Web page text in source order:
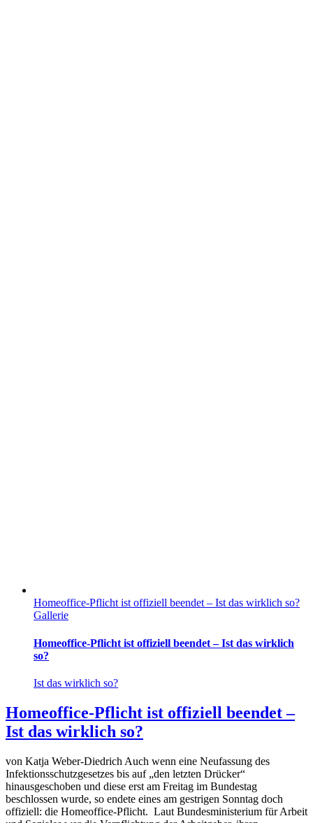
Homeoffice-Pflicht ist offiziell beendet – Ist das wirklich so?
Gallerie
Homeoffice-Pflicht ist offiziell beendet – Ist das wirklich
so?
Ist das wirklich so?
Homeoffice-Pflicht ist offiziell beendet –
Ist das wirklich so?
von Katja Weber-Diedrich Auch wenn eine Neufassung des
Infektionsschutzgesetzes bis auf „den letzten Drücker“
hinausgeschoben und diese erst am Freitag im Bundestag
beschlossen wurde, so endete eines am gestrigen Sonntag doch
offiziell: die Homeoffice-Pflicht. Laut Bundesministerium für Arbeit